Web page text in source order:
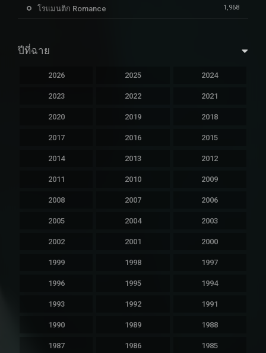
โรแมนติก Romance 1,968
ปีที่ฉาย
2026 2025 2024
2023 2022 2021
2020 2019 2018
2017 2016 2015
2014 2013 2012
2011 2010 2009
2008 2007 2006
2005 2004 2003
2002 2001 2000
1999 1998 1997
1996 1995 1994
1993 1992 1991
1990 1989 1988
1987 1986 1985